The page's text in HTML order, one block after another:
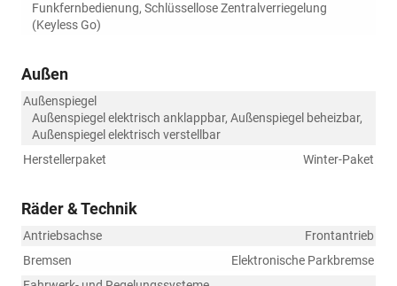
Funkfernbedienung, Schlüssellose Zentralverriegelung
(Keyless Go)
Außen
Außenspiegel
Außenspiegel elektrisch anklappbar, Außenspiegel beheizbar,
Außenspiegel elektrisch verstellbar
Herstellerpaket
Winter-Paket
Räder & Technik
Antriebsachse
Frontantrieb
Bremsen
Elektronische Parkbremse